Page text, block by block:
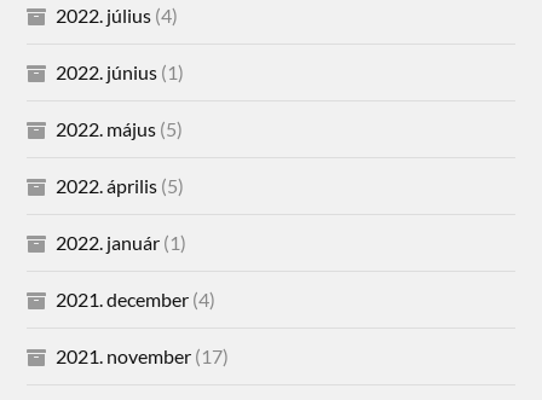
2022. július (4)
2022. június (1)
2022. május (5)
2022. április (5)
2022. január (1)
2021. december (4)
2021. november (17)